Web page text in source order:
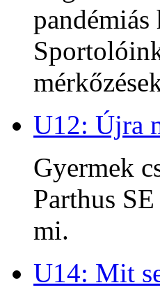
U12: Újra
Gyermek
Parthus
mi.
U14: Mit